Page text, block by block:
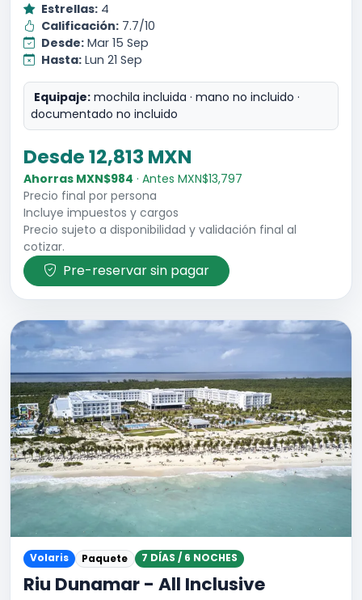
Estrellas: 4
Calificación: 7.7/10
Desde: Mar 15 Sep
Hasta: Lun 21 Sep
Equipaje: mochila incluida · mano no incluido ·
documentado no incluido
Desde 12,813 MXN
Ahorras MXN$984 · Antes MXN$13,797
Precio final por persona
Incluye impuestos y cargos
Precio sujeto a disponibilidad y validación final al
cotizar.
Pre-reservar sin pagar
Volaris Paquete 7 DÍAS / 6 NOCHES
Riu Dunamar - All Inclusive